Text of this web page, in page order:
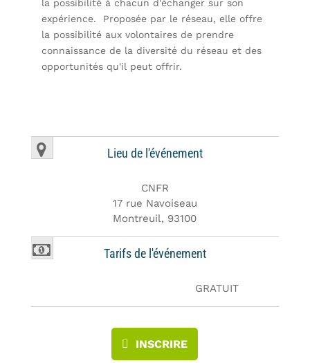
la possibilité à chacun d'échanger sur son
expérience. Proposée par le réseau, elle offre
la possibilité aux volontaires de prendre
connaissance de la diversité du réseau et des
opportunités qu'il peut offrir.
Lieu de l'événement
CNFR
17 rue Navoiseau
Montreuil, 93100
Tarifs de l'événement
GRATUIT
INSCRIRE